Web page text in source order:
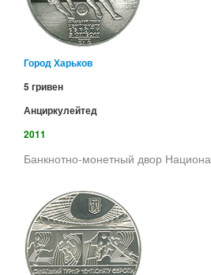
Город Харьков
5 гривен
Анциркулейтед
2011
Банкнотно-монетный двор